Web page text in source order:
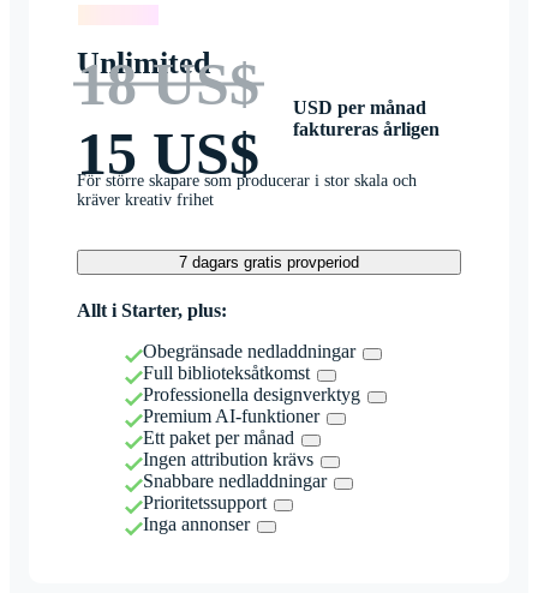
Unlimited
18 US$
15 US$
USD per månad
faktureras årligen
För större skapare som producerar i stor skala och
kräver kreativ frihet
7 dagars gratis provperiod
Allt i Starter, plus:
Obegränsade nedladdningar
Full biblioteksåtkomst
Professionella designverktyg
Premium AI-funktioner
Ett paket per månad
Ingen attribution krävs
Snabbare nedladdningar
Prioritetssupport
Inga annonser